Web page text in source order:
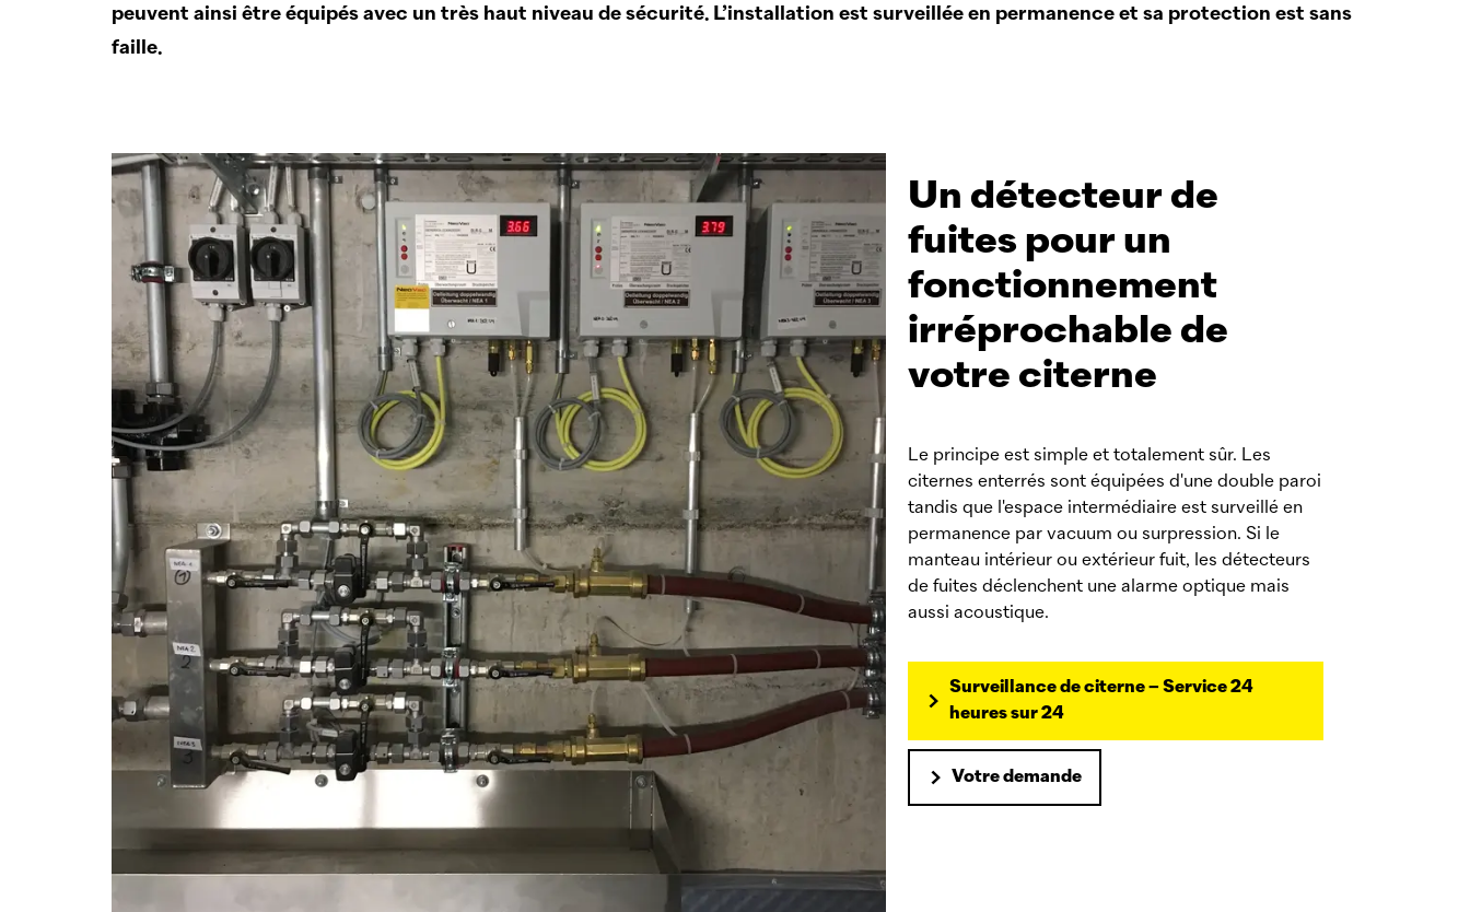
peuvent ainsi être équipés avec un très haut niveau de sécurité. L’installation est surveillée en permanence et sa protection est sans
faille.
Un détecteur de
fuites pour un
fonctionnement
irréprochable de
votre citerne
Le principe est simple et totalement sûr. Les
citernes enterrés sont équipées d'une double paroi
tandis que l'espace intermédiaire est surveillé en
permanence par vacuum ou surpression. Si le
manteau intérieur ou extérieur fuit, les détecteurs
de fuites déclenchent une alarme optique mais
aussi acoustique.
Surveillance de citerne – Service 24
heures sur 24
Votre demande